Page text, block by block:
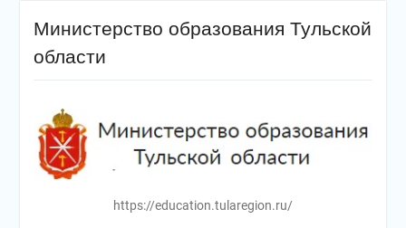
Министерство образования Тульской
области
https://education.tularegion.ru/